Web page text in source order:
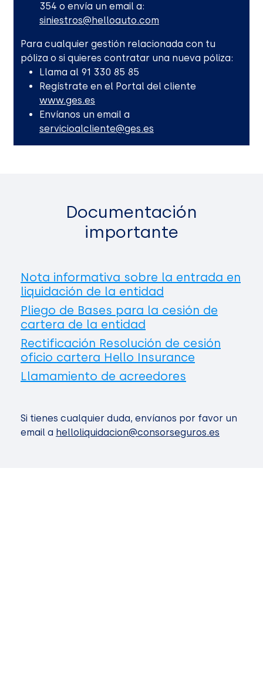
354 o envía un email a:
siniestros@helloauto.com
Para cualquier gestión relacionada con tu
póliza o si quieres contratar una nueva póliza:
Llama al 91 330 85 85
Regístrate en el Portal del cliente
www.ges.es
Envíanos un email a
servicioalcliente@ges.es
Documentación
importante
Nota informativa sobre la entrada en
liquidación de la entidad
Pliego de Bases para la cesión de
cartera de la entidad
Rectificación Resolución de cesión
oficio cartera Hello Insurance
Llamamiento de acreedores
Si tienes cualquier duda, envíanos por favor un
email a helloliquidacion@consorseguros.es